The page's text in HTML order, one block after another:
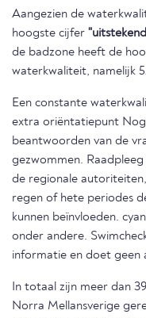
Aangezien de
hoogste cijfer
de badzone heeft de
waterkwaliteit, namelijk
Een constante
extra oriëntatiepunt
beantwoorden van de
gezwommen.
de regionale
regen of hete periodes
kunnen beïnvloeden.
onder andere.
informatie en doet geen
In totaal zijn meer dan
Norra Mellansverige